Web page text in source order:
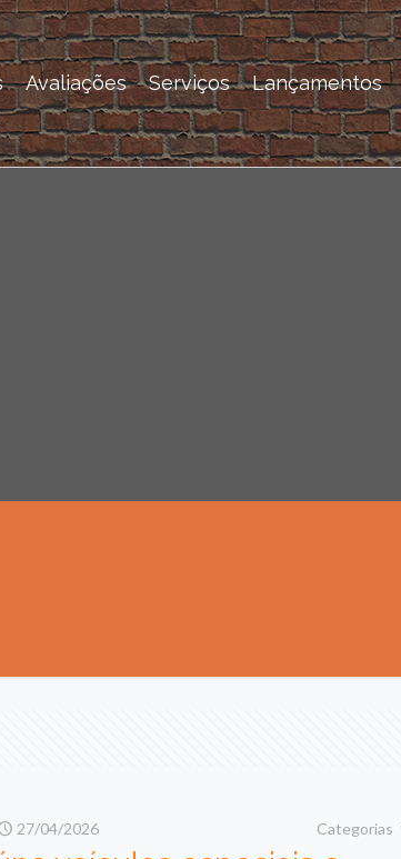
Avaliações Serviços Lançamentos
27/04/2026 Categorias